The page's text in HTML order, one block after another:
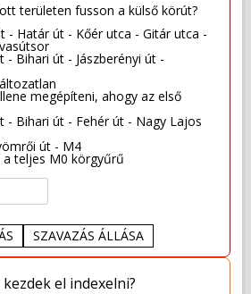
területen fusson a külső körút?
- Határ út - Kőér utca - Gitár utca -
- Bihari út - Jászberényi út -
megépíteni, ahogy az első
- Bihari út - Fehér út - Nagy Lajos
út - M4
a teljes M0 körgyűrű
SZAVAZÁS ÁLLÁSA
el indexelni?